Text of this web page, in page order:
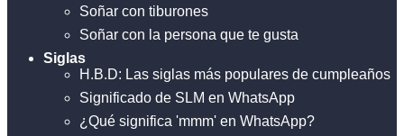
Soñar con tiburones
Soñar con la persona que te gusta
Siglas
H.B.D: Las siglas más populares de cumpleaños
Significado de SLM en WhatsApp
¿Qué significa 'mmm' en WhatsApp?